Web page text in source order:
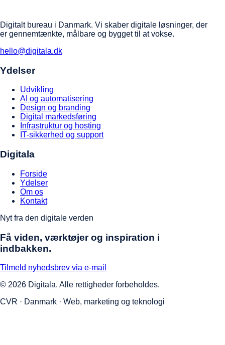
Digitalt bureau i Danmark. Vi skaber digitale løsninger, der
er gennemtænkte, målbare og bygget til at vokse.
hello@digitala.dk
Ydelser
Udvikling
AI og automatisering
Design og branding
Digital markedsføring
Infrastruktur og hosting
IT-sikkerhed og support
Digitala
Forside
Ydelser
Om os
Kontakt
Nyt fra den digitale verden
Få viden, værktøjer og inspiration i
indbakken.
Tilmeld nyhedsbrev via e-mail
© 2026 Digitala. Alle rettigheder forbeholdes.
CVR · Danmark · Web, marketing og teknologi